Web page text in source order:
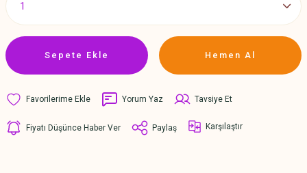
Sepete Ekle Hemen Al
Yorum Yaz Tavsiye Et
Fiyatı Düşünce Haber Ver Paylaş Karşılaştır